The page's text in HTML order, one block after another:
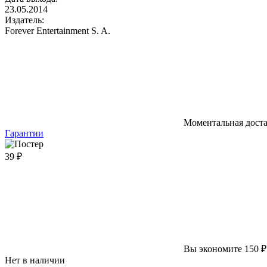
23.05.2014
Издатель:
Forever Entertainment S. A.
Моментальная
Гарантии
39 ₽
Вы экономите 150 ₽
Нет в наличии